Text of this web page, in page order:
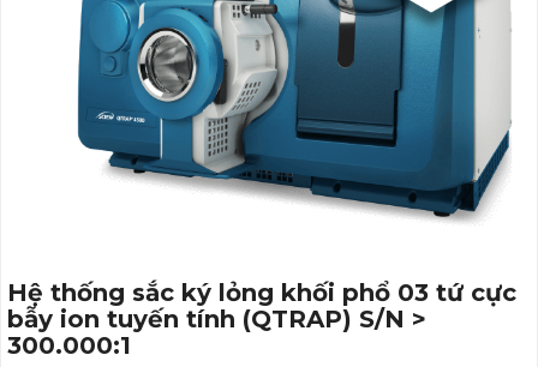
Hệ thống sắc ký lỏng khối phổ 03 tứ cực
bẫy ion tuyến tính (QTRAP) S/N >
300.000:1